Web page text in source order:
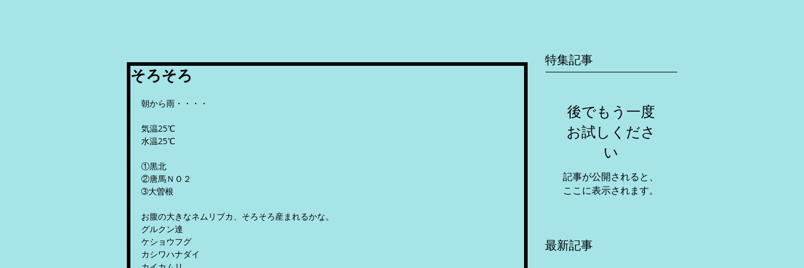
そろそろ
朝から雨・・・・
気温25℃
水温25℃
①黒北
②唐馬ＮＯ２
➂大曽根
お腹の大きなネムリブカ、そろそろ産まれるかな。
グルクン達
ケショウフグ
カシワハナダイ
特集記事
後でもう一度
お試しくださ
い
記事が公開されると、
ここに表示されます。
最新記事